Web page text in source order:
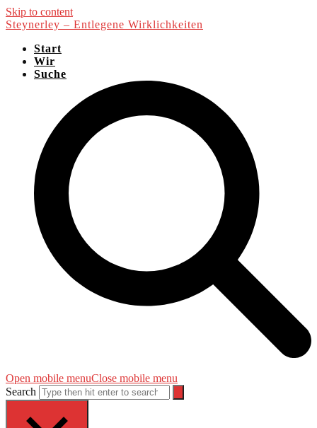
Skip to content
Steynerley – Entlegene Wirklichkeiten
Start
Wir
Suche
Open mobile menuClose mobile menu
Search